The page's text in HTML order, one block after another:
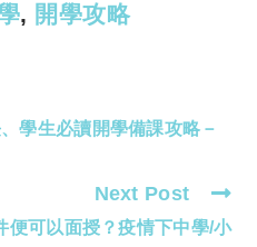
, 開學攻略
學生必讀開學備課攻略－
Next Post
便可以面授？疫情下中學/小